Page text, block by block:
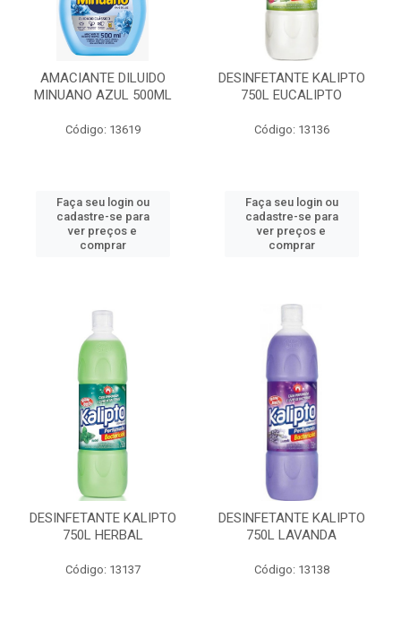
AMACIANTE DILUIDO
MINUANO AZUL 500ML
Código: 13619
Faça seu login ou
cadastre-se para
ver preços e
comprar
DESINFETANTE KALIPTO
750L EUCALIPTO
Código: 13136
Faça seu login ou
cadastre-se para
ver preços e
comprar
DESINFETANTE KALIPTO
750L HERBAL
Código: 13137
DESINFETANTE KALIPTO
750L LAVANDA
Código: 13138